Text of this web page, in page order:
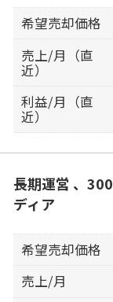
希望売却価格
売上/月（直
近）
利益/月（直
近）
長期運営 、
ディア
希望売却価格
売上/月